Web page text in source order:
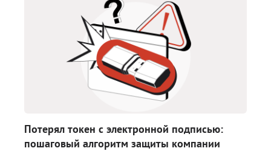
Потерял токен с электронной подписью:
пошаговый алгоритм защиты компании